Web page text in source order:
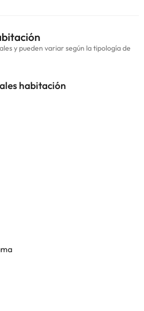
y pueden variar según la tipología de
habitación